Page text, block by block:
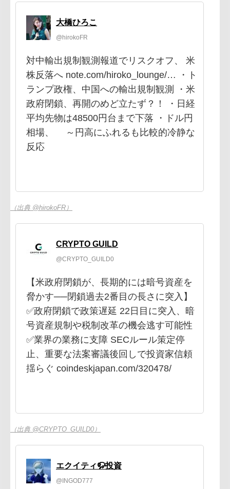
大橋ひろこ
@hirokoFR
対中輸出規制観測報道でリスクオフ、 米
株反落へ note.com/hiroko_lounge/… ・ト
ランプ政権、中国への輸出規制観測 ・米
政府閉鎖、再開のめど立たず？！ ・日経
平均先物は48500円台まで下落 ・ドル円
相場、 ～円高にふれるも比較的冷静な
反応
（出典 @hirokoFR）
CRYPTO GUILD
@CRYPTO_GUILD0
【米政府閉鎖が、長期的には暗号資産を
脅かす──閉鎖過去2番目の長さに突入】
✅政府閉鎖で政策遅延 22日目に突入、暗
号資産規制や税制改革の機会逃す可能性
✅業界の業務に支障 SECルール策定停
止、重要な法案審議後回しで投資家信頼
揺らぐ coindeskjapan.com/320478/
（出典 @CRYPTO_GUILD0）
エクイティ🦬投資
@INGOD777